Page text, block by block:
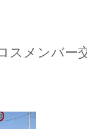
スメンバー